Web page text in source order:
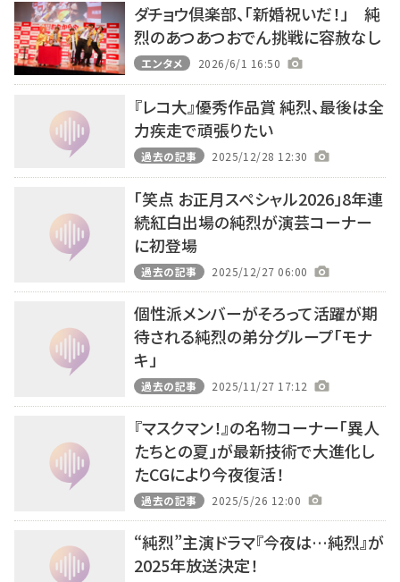
ダチョウ倶楽部、「新婚祝いだ！」 純
烈のあつあつおでん挑戦に容赦なし
エンタメ 2026/6/1 16:50
『レコ大』優秀作品賞 純烈、最後は全
力疾走で頑張りたい
過去の記事 2025/12/28 12:30
「笑点 お正月スペシャル2026」8年連
続紅白出場の純烈が演芸コーナー
に初登場
過去の記事 2025/12/27 06:00
個性派メンバーがそろって活躍が期
待される純烈の弟分グループ「モナ
キ」
過去の記事 2025/11/27 17:12
『マスクマン！』の名物コーナー「異人
たちとの夏」が最新技術で大進化し
たCGにより今夜復活！
過去の記事 2025/5/26 12:00
“純烈”主演ドラマ『今夜は…純烈』が
2025年放送決定！